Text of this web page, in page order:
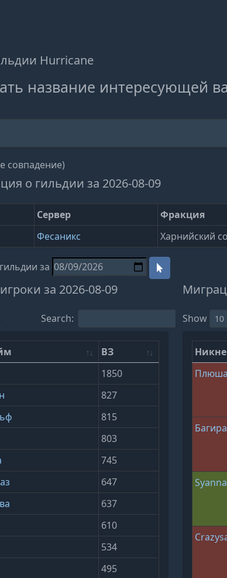
Hurricane
название интересующей
совпадение)
о гильдии за 2026-08-09
Сервер Фракция
Фесаникс Харнийский
за
за 2026-08-09
Search:
ВЗ
1850
827
815
803
745
647
637
610
534
495
Show
Плюша
Багира
Syanna